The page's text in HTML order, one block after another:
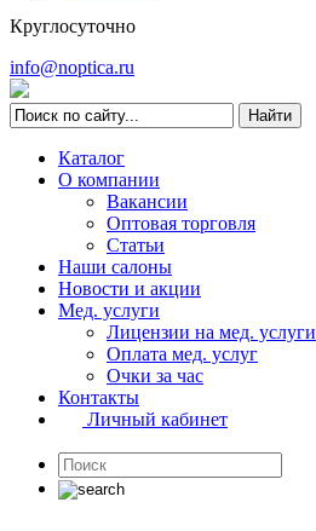
Круглосуточно
info@noptica.ru
Каталог
О компании
Вакансии
Оптовая торговля
Статьи
Наши салоны
Новости и акции
Мед. услуги
Лицензии на мед. услуги
Оплата мед. услуг
Очки за час
Контакты
Личный кабинет